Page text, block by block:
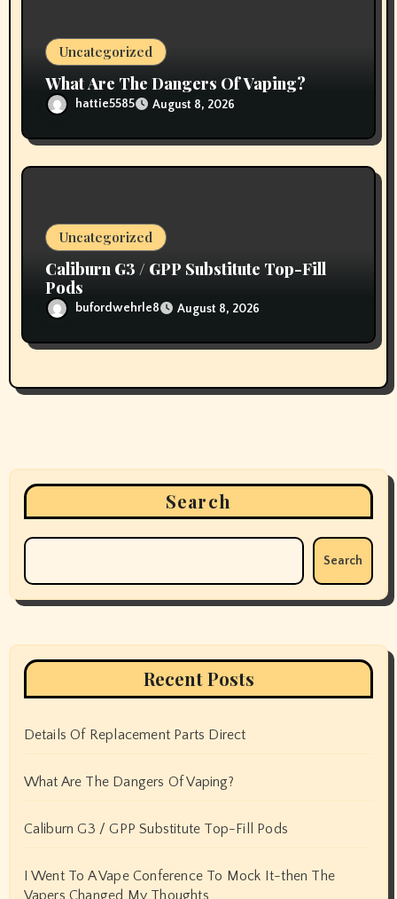
Uncategorized
What Are The Dangers Of Vaping?
hattie5585 August 8, 2026
Uncategorized
Caliburn G3 / GPP Substitute Top-Fill
Pods
bufordwehrle8 August 8, 2026
Search
Search
Recent Posts
Details Of Replacement Parts Direct
What Are The Dangers Of Vaping?
Caliburn G3 / GPP Substitute Top-Fill Pods
I Went To A Vape Conference To Mock It-then The
Vapers Changed My Thoughts